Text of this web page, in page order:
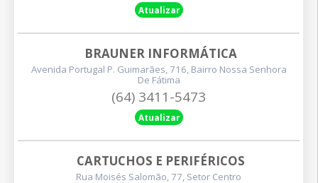
Atualizar
BRAUNER INFORMÁTICA
Avenida Portugal P. Guimarães, 716, Bairro Nossa Senhora
De Fátima
(64) 3411-5473
Atualizar
CARTUCHOS E PERIFÉRICOS
Rua Moisés Salomão, 77, Setor Centro